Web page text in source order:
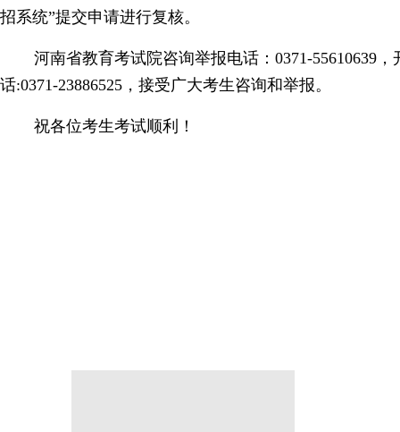
招系统”提交申请进行复核。
河南省教育考试院咨询举报电话：0371-55610639
话:0371-23886525，接受广大考生咨询和举报。
祝各位考生考试顺利！